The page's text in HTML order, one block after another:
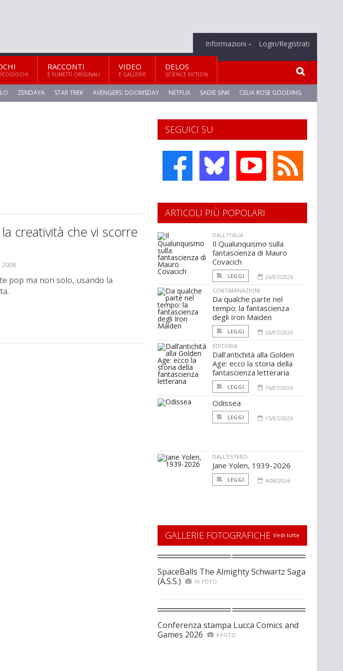
Informazioni Login/Registrati
RACCONTI
E FUMETTI ORIGINALI
VIDEO
E GALLERIE
DELOS
SCIENCE FICTION
ZENDAYA STAR TREK AVENGERS: DOOMSDAY NETFLIX SADIE SINK CELIA ROSE GOODING
creatività che vi scorre
2008
pop ma non solo, usando la
SEGUICI SU
ARTICOLI PIÙ POPOLARI
DALL'ITALIA
Il Qualunquismo sulla
fantascienza di Mauro
Covacich
LEGGI
26/07/2026
CONTAMINAZIONI
Da qualche parte nel
tempo: la fantascienza
degli Iron Maiden
LEGGI
26/07/2026
EDITORIA
Dall’antichità alla Golden
Age: ecco la storia della
fantascienza letteraria
LEGGI 16/07/2026
Odissea
LEGGI 15/07/2026
DALL'ESTERO
Jane Yolen, 1939-2026
LEGGI 4/08/2026
GALLERIE FOTOGRAFICHE Vedi tutte
SpaceBalls The Almighty Schwartz Saga
(A.S.S.)
10 FOTO
Conferenza stampa Lucca Comics and
Games 2026
4 FOTO